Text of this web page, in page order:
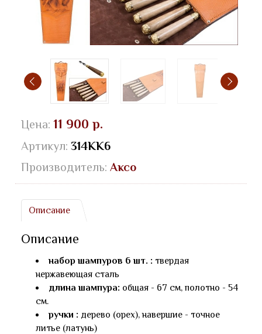
Цена: 11 900 р.
Артикул: 314КК6
Производитель: Аксо
Описание
Описание
набор шампуров 6 шт. : твердая
нержавеющая сталь
длина шампура: общая - 67 см, полотно - 54
см.
ручки : дерево (орех), навершие - точное
литье (латунь)